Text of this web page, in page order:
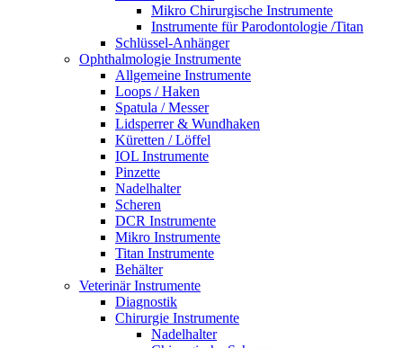
Mikro Chirurgische Instrumente
Instrumente für Parodontologie /Titan
Schlüssel-Anhänger
Ophthalmologie Instrumente
Allgemeine Instrumente
Loops / Haken
Spatula / Messer
Lidsperrer & Wundhaken
Küretten / Löffel
IOL Instrumente
Pinzette
Nadelhalter
Scheren
DCR Instrumente
Mikro Instrumente
Titan Instrumente
Behälter
Veterinär Instrumente
Diagnostik
Chirurgie Instrumente
Nadelhalter